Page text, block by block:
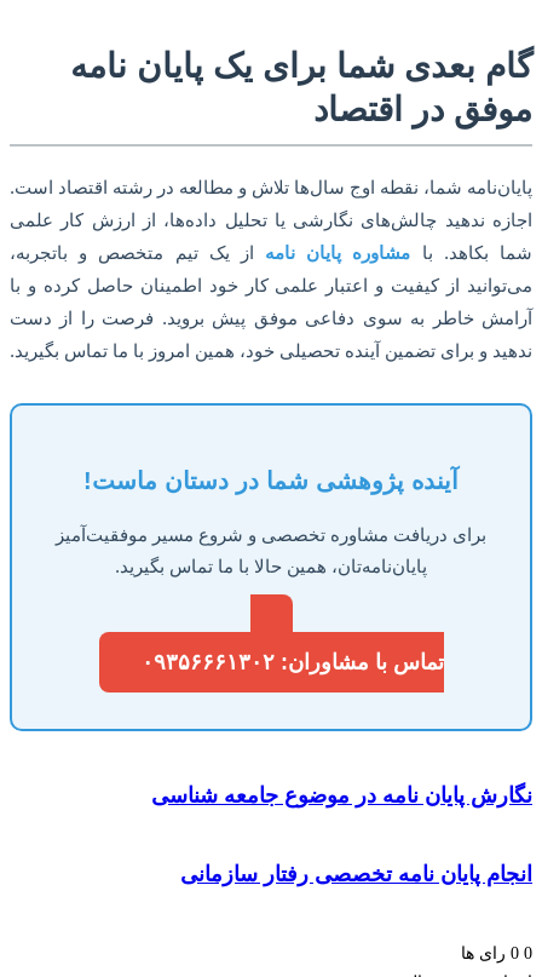
بعدی شما برای یک پایان نامه
در اقتصاد
شما، نقطه اوج سال‌ها تلاش و مطالعه در رشته اقتصاد است.
ندهید چالش‌های نگارشی یا تحلیل داده‌ها، از ارزش کار علمی
بکاهد. بامشاوره پایان نامه از یک تیم متخصص و باتجربه،
از کیفیت و اعتبار علمی کار خود اطمینان حاصل کرده و با
خاطر به سوی دفاعی موفق پیش بروید. فرصت را از دست
و برای تضمین آینده تحصیلی خود، همین امروز با ما تماس بگیرید.
آینده پژوهشی شما در دستان ماست!
برای دریافت مشاوره تخصصی و شروع مسیر موفقیت‌آمیز
پایان‌نامه‌تان، همین حالا با ما تماس بگیرید.
تماس با مشاوران: ۰۹۳۵۶۶۶۱۳۰۲
پایان نامه در موضوع جامعه شناسی
پایان نامه تخصصی رفتار سازمانی
ها